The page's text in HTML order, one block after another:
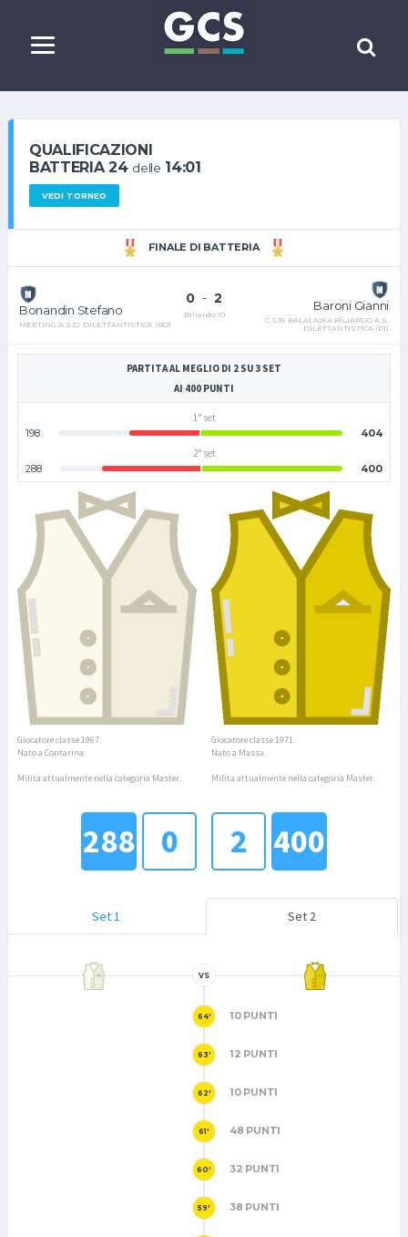
QUALIFICAZIONI
BATTERIA 24 delle 14:01
VEDI TORNEO
FINALE DI BATTERIA
Bonandin Stefano
MEETING A.S.D. DILETTANTISTICA (RO)
0 - 2
Biliardo 10
Baroni Gianni
C.S.B. BALALAIKA BILIARDO A.S.
DILETTANTISTICA (PI)
PARTITA AL MEGLIO DI 2 SU 3 SET
AI 400 PUNTI
1° set
198
404
2° set
288
400
Giocatore classe 1967.
Nato a Contarina.
Milita attualmente nella categoria Master.
Giocatore classe 1971.
Nato a Massa.
Milita attualmente nella categoria Master.
0
288 2 400
Set 1 Set 2
VS
64' 10 PUNTI
63' 12 PUNTI
62' 10 PUNTI
61' 48 PUNTI
60' 32 PUNTI
59' 38 PUNTI